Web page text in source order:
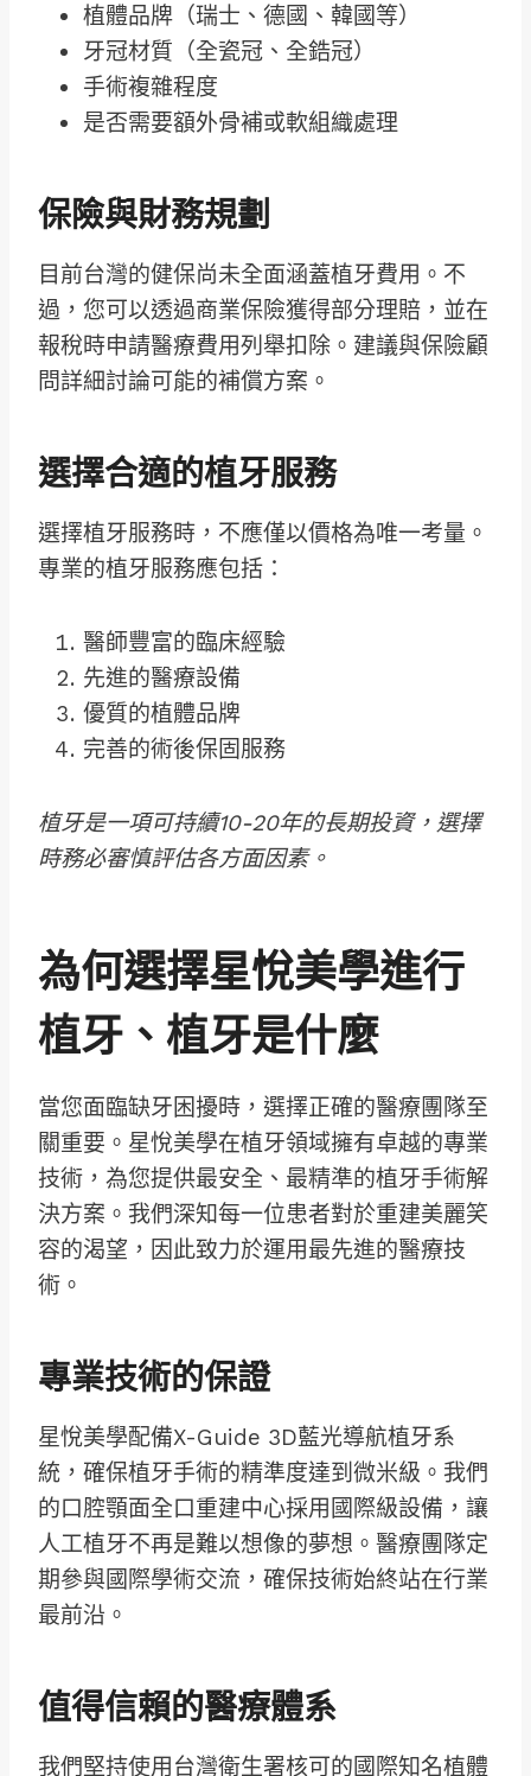
植體品牌（瑞士、德國、韓國等）
牙冠材質（全瓷冠、全鋯冠）
手術複雜程度
是否需要額外骨補或軟組織處理
保險與財務規劃
目前台灣的健保尚未全面涵蓋植牙費用。不
過，您可以透過商業保險獲得部分理賠，並在
報稅時申請醫療費用列舉扣除。建議與保險顧
問詳細討論可能的補償方案。
選擇合適的植牙服務
選擇植牙服務時，不應僅以價格為唯一考量。
專業的植牙服務應包括：
醫師豐富的臨床經驗
先進的醫療設備
優質的植體品牌
完善的術後保固服務
植牙是一項可持續10-20年的長期投資，選擇
時務必審慎評估各方面因素。
為何選擇星悅美學進行
植牙、植牙是什麼
當您面臨缺牙困擾時，選擇正確的醫療團隊至
關重要。星悅美學在植牙領域擁有卓越的專業
技術，為您提供最安全、最精準的植牙手術解
決方案。我們深知每一位患者對於重建美麗笑
容的渴望，因此致力於運用最先進的醫療技
術。
專業技術的保證
星悅美學配備X-Guide 3D藍光導航植牙系
統，確保植牙手術的精準度達到微米級。我們
的口腔顎面全口重建中心採用國際級設備，讓
人工植牙不再是難以想像的夢想。醫療團隊定
期參與國際學術交流，確保技術始終站在行業
最前沿。
值得信賴的醫療體系
我們堅持使用台灣衛生署核可的國際知名植體